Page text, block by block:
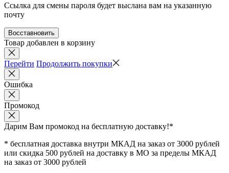
Ссылка для смены пароля будет выслана вам на указанную
почту
Восставновить
Товар добавлен в корзину
Перейти Продолжить покупки
Ошибка
Промокод
Дарим Вам промокод на бесплатную доставку!*
* бесплатная доставка внутри МКАД на заказ от 3000 рублей
или скидка 500 рублей на доставку в МО за пределы МКАД
на заказ от 3000 рублей